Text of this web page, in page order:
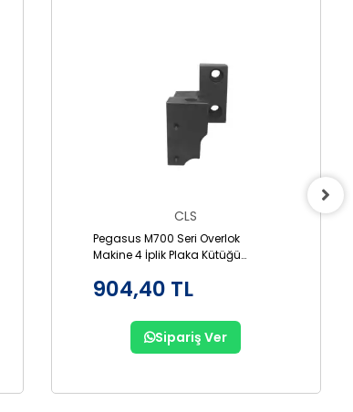
CLS
Pegasus M700 Seri Overlok
Makine 4 İplik Plaka Kütüğü
904,40 TL
Sipariş Ver